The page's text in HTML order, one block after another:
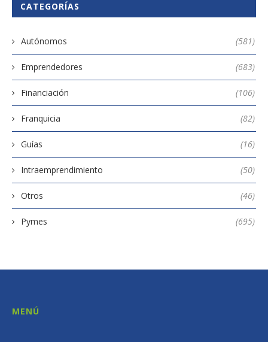
CATEGORÍAS
Autónomos (581)
Emprendedores (683)
Financiación (106)
Franquicia (82)
Guías (16)
Intraemprendimiento (50)
Otros (46)
Pymes (695)
MENÚ